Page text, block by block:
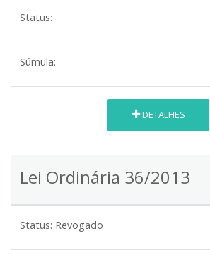
Status:
Súmula:
DETALHES
Lei Ordinária 36/2013
Status: Revogado